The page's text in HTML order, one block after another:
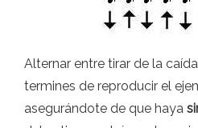
Alternar entre tirar de la
termines de reproducir el
asegurándote de que haya